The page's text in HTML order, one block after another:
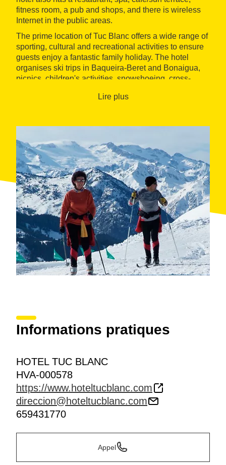
fitness room, a pub and shops, and there is wireless
Internet in the public areas.
The prime location of Tuc Blanc offers a wide range of
sporting, cultural and recreational activities to ensure
guests enjoy a fantastic family holiday. The hotel
organises ski trips in Baqueira-Beret and Bonaigua,
picnics, children's activities, snowshoeing, cross-
Lire plus
Informations pratiques
HOTEL TUC BLANC
HVA-000578
https://www.hoteltucblanc.com
direccion@hoteltucblanc.com
659431770
Appel